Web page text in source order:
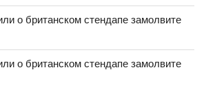
о британском стендапе замолвите
о британском стендапе замолвите